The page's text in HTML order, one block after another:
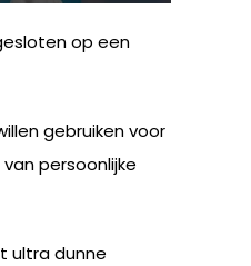
op een
gebruiken voor
persoonlijke
ultra dunne